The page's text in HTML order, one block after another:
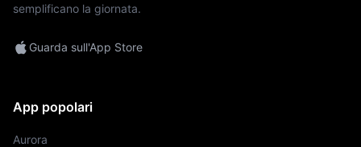
semplificano la giornata.
Guarda sull'App Store
App popolari
Aurora